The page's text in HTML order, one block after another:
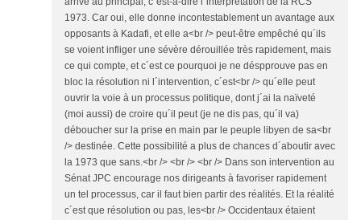
1973. Car oui, elle donne incontestablement un avantage aux
opposants à Kadafi, et elle a<br /> peut-être empêché qu´ils
se voient infliger une sévère dérouillée très rapidement, mais
ce qui compte, et c´est ce pourquoi je ne déspprouve pas en
bloc la résolution ni l´intervention, c´est<br /> qu´elle peut
ouvrir la voie à un processus politique, dont j´ai la naïveté
(moi aussi) de croire qu´il peut (je ne dis pas, qu´il va)
déboucher sur la prise en main par le peuple libyen de sa<br
/> destinée. Cette possibilité a plus de chances d´aboutir avec
la 1973 que sans.<br /> <br /> <br /> Dans son intervention au
Sénat JPC encourage nos dirigeants à favoriser rapidement
un tel processus, car il faut bien partir des réalités. Et la réalité
c´est que résolution ou pas, les<br /> Occidentaux étaient